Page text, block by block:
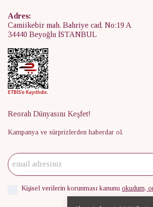
Adres:
Camiikebir mah. Bahriye cad. No:19 A
34440 Beyoğlu İSTANBUL
Reorah Dünyasını Keşfet!
Kampanya ve sürprizlerden haberdar ol.
Kişisel verilerin korunması kanunu okudum,